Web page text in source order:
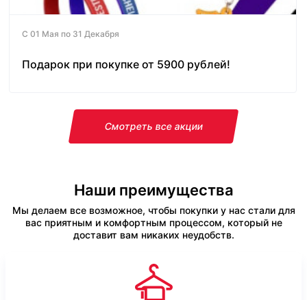
С 01 Мая по 31 Декабря
Подарок при покупке от 5900 рублей!
Смотреть все акции
Наши преимущества
Мы делаем все возможное, чтобы покупки у нас стали для
вас приятным и комфортным процессом, который не
доставит вам никаких неудобств.